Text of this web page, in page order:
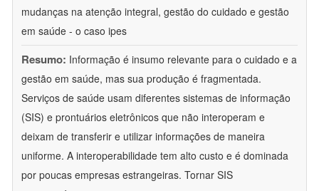
mudanças na atenção integral, gestão do cuidado e gestão
em saúde - o caso ipes
Resumo: Informação é insumo relevante para o cuidado e a
gestão em saúde, mas sua produção é fragmentada.
Serviços de saúde usam diferentes sistemas de informação
(SIS) e prontuários eletrônicos que não interoperam e
deixam de transferir e utilizar informações de maneira
uniforme. A interoperabilidade tem alto custo e é dominada
por poucas empresas estrangeiras. Tornar SIS